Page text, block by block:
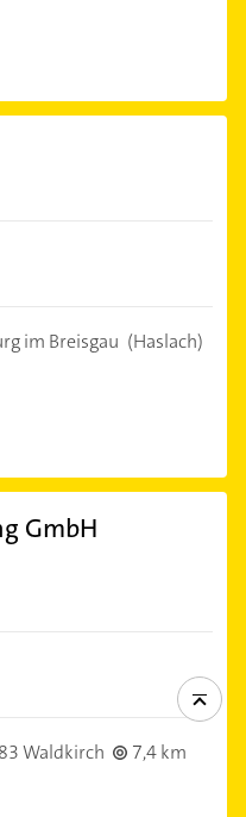
im Breisgau (Haslach)
GmbH
Waldkirch
7,4 km